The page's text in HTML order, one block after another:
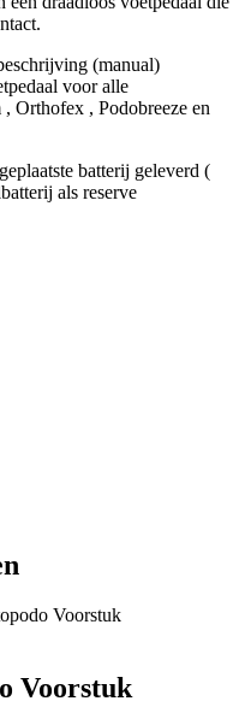
(manual)
voor alle
Orthofex , Podobreeze en
batterij geleverd (
als reserve
Voorstuk